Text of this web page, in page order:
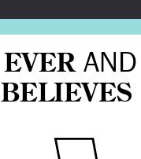
EVERAND
BELIEVES